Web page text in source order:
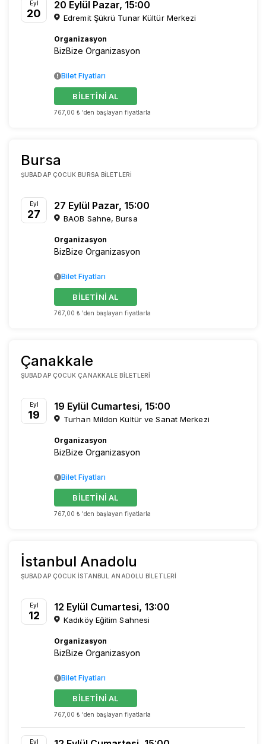
Eyl
20
20 Eylül Pazar, 15:00
Edremit Şükrü Tunar Kültür Merkezi
Organizasyon
BizBize Organizasyon
767,00 ₺ 'den başlayan fiyatlarla
BİLETİNİ AL
Bilet Fiyatları
Bursa
ŞUBADAP ÇOCUK BURSA BILETLERI
Eyl
27
27 Eylül Pazar, 15:00
BAOB Sahne, Bursa
Organizasyon
BizBize Organizasyon
767,00 ₺ 'den başlayan fiyatlarla
BİLETİNİ AL
Bilet Fiyatları
Çanakkale
ŞUBADAP ÇOCUK ÇANAKKALE BILETLERI
Eyl
19
19 Eylül Cumartesi, 15:00
Turhan Mildon Kültür ve Sanat Merkezi
Organizasyon
BizBize Organizasyon
767,00 ₺ 'den başlayan fiyatlarla
BİLETİNİ AL
Bilet Fiyatları
İstanbul Anadolu
ŞUBADAP ÇOCUK İSTANBUL ANADOLU BILETLERI
Eyl
12
12 Eylül Cumartesi, 13:00
Kadıköy Eğitim Sahnesi
Organizasyon
BizBize Organizasyon
767,00 ₺ 'den başlayan fiyatlarla
BİLETİNİ AL
Bilet Fiyatları
Eyl